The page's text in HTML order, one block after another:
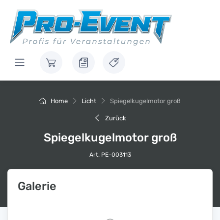
Home Licht Spiegelkugelmotor groß
Zurück
Spiegelkugelmotor groß
Art. PE-003113
Galerie